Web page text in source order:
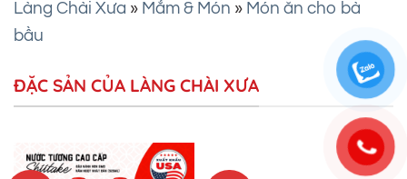
Làng Chài Xưa » Mắm & Món » Món ăn cho bà
bầu
ĐẶC SẢN CỦA LÀNG CHÀI XƯA